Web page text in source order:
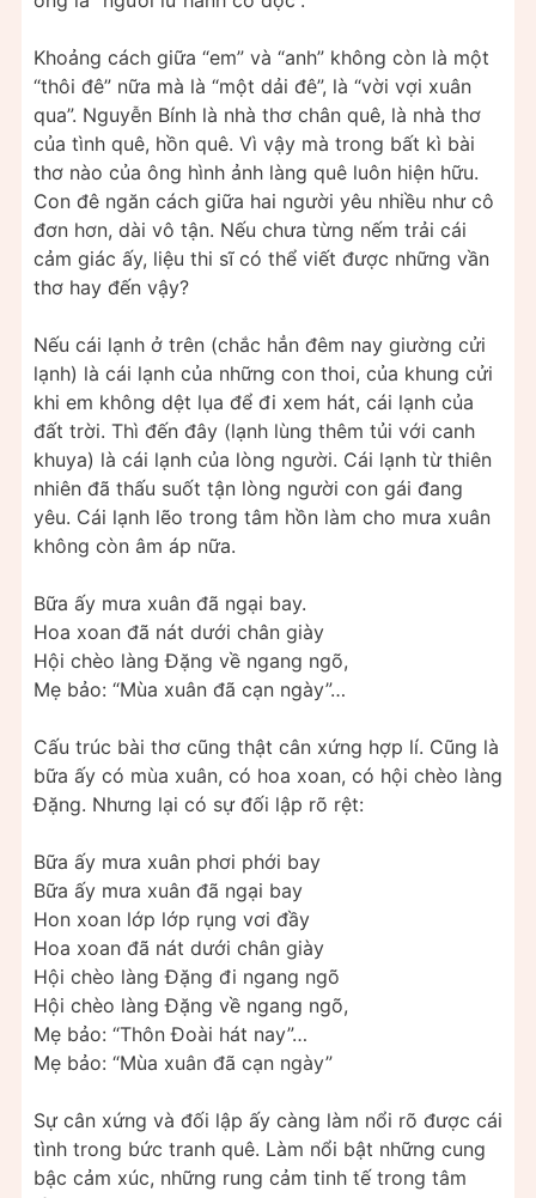
Khoảng cách giữa “em” và “anh” không còn là một
“thôi đê” nữa mà là “một dải đê”, là “vời vợi xuân
qua”. Nguyễn Bính là nhà thơ chân quê, là nhà thơ
của tình quê, hồn quê. Vì vậy mà trong bất kì bài
thơ nào của ông hình ảnh làng quê luôn hiện hữu.
Con đê ngăn cách giữa hai người yêu nhiều như cô
đơn hơn, dài vô tận. Nếu chưa từng nếm trải cái
cảm giác ấy, liệu thi sĩ có thể viết được những vần
thơ hay đến vậy?
Nếu cái lạnh ở trên (chắc hẳn đêm nay giường cửi
lạnh) là cái lạnh của những con thoi, của khung cửi
khi em không dệt lụa để đi xem hát, cái lạnh của
đất trời. Thì đến đây (lạnh lùng thêm tủi với canh
khuya) là cái lạnh của lòng người. Cái lạnh từ thiên
nhiên đã thấu suốt tận lòng người con gái đang
yêu. Cái lạnh lẽo trong tâm hồn làm cho mưa xuân
không còn âm áp nữa.
Bữa ấy mưa xuân đã ngại bay.
Hoa xoan đã nát dưới chân giày
Hội chèo làng Đặng về ngang ngõ,
Mẹ bảo: “Mùa xuân đã cạn ngày”…
Cấu trúc bài thơ cũng thật cân xứng hợp lí. Cũng là
bữa ấy có mùa xuân, có hoa xoan, có hội chèo làng
Đặng. Nhưng lại có sự đối lập rõ rệt:
Bữa ấy mưa xuân phơi phới bay
Bữa ấy mưa xuân đã ngại bay
Hon xoan lớp lớp rụng vơi đầy
Hoa xoan đã nát dưới chân giày
Hội chèo làng Đặng đi ngang ngõ
Hội chèo làng Đặng về ngang ngõ,
Mẹ bảo: “Thôn Đoài hát nay”…
Mẹ bảo: “Mùa xuân đã cạn ngày”
Sự cân xứng và đối lập ấy càng làm nổi rõ được cái
tình trong bức tranh quê. Làm nổi bật những cung
bậc cảm xúc, những rung cảm tinh tế trong tâm